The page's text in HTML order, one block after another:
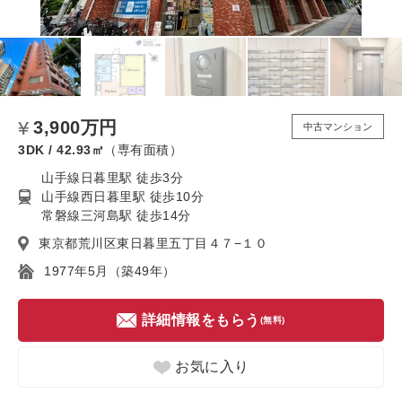
3,900万円
3DK / 42.93㎡ （専有面積）
中古マンション
山手線日暮里駅 徒歩3分
山手線西日暮里駅 徒歩10分
常磐線三河島駅 徒歩14分
東京都荒川区東日暮里五丁目４７−１０
1977年5月（築49年）
詳細情報をもらう (無料)
お気に入り